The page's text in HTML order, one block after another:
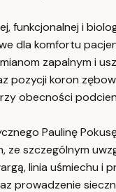
funkcjonalnej i
dla komfortu
zapalnym i
pozycji koron
obecności
Paulinę
szczególnym
linia uśmiechu i
prowadzenie